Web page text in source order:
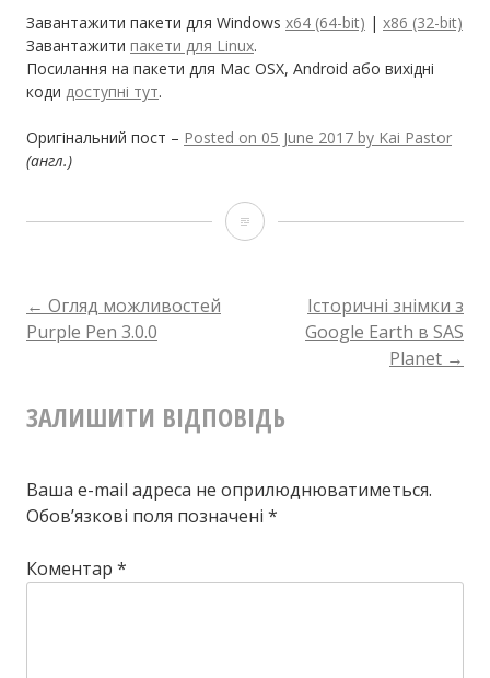
Завантажити пакети для Windows x64 (64-bit) | x86 (32-bit)
Завантажити пакети для Linux.
Посилання на пакети для Mac OSX, Android або вихідні
коди доступні тут.
Оригінальний пост – Posted on 05 June 2017 by Kai Pastor
(англ.)
OpenOrienteering
НАВІГАЦІЯ
ЗАПИСУ
← Огляд можливостей
Purple Pen 3.0.0
Історичні знімки з
Google Earth в SAS
Planet →
ЗАЛИШИТИ ВІДПОВІДЬ
Ваша e-mail адреса не оприлюднюватиметься.
Обов’язкові поля позначені *
Коментар *